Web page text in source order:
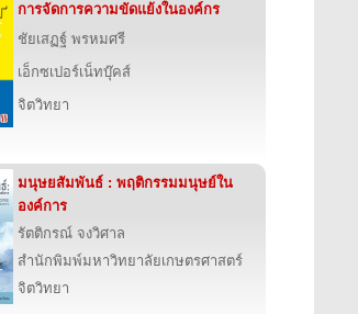
การจัดการความขัดแย้งในองค์กร
ชัยเสฏฐ์ พรหมศรี
เอ็กซเปอร์เน็ทบุ๊คส์
จิตวิทยา
มนุษยสัมพันธ์ : พฤติกรรมมนุษย์ใน
องค์การ
รัตติกรณ์ จงวิศาล
สำนักพิมพ์มหาวิทยาลัยเกษตรศาสตร์
จิตวิทยา